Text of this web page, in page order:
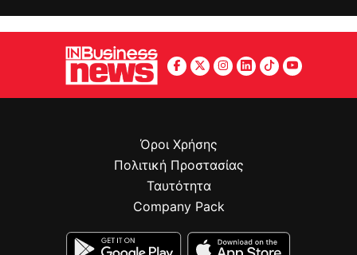
Όροι Χρήσης
Πολιτική Προστασίας
Ταυτότητα
Company Pack